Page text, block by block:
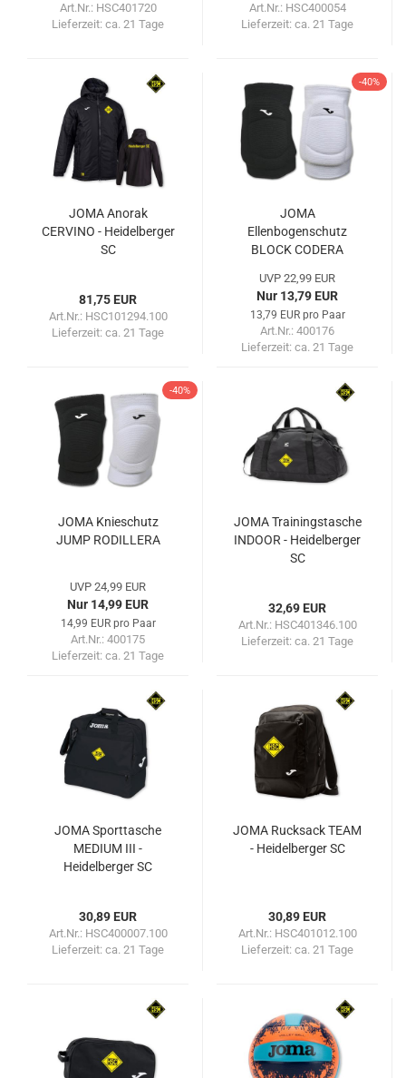
Art.Nr.: HSC401720
Lieferzeit: ca. 21 Tage
Art.Nr.: HSC400054
Lieferzeit: ca. 21 Tage
JOMA Anorak
CERVINO - Heidelberger
SC
81,75 EUR
Art.Nr.: HSC101294.100
Lieferzeit: ca. 21 Tage
-40%
JOMA
Ellenbogenschutz
BLOCK CODERA
UVP 22,99 EUR
Nur 13,79 EUR
13,79 EUR pro Paar
Art.Nr.: 400176
Lieferzeit: ca. 21 Tage
-40%
JOMA Knieschutz
JUMP RODILLERA
UVP 24,99 EUR
Nur 14,99 EUR
14,99 EUR pro Paar
Art.Nr.: 400175
Lieferzeit: ca. 21 Tage
JOMA Trainingstasche
INDOOR - Heidelberger
SC
32,69 EUR
Art.Nr.: HSC401346.100
Lieferzeit: ca. 21 Tage
JOMA Sporttasche
MEDIUM III -
Heidelberger SC
30,89 EUR
Art.Nr.: HSC400007.100
Lieferzeit: ca. 21 Tage
JOMA Rucksack TEAM
- Heidelberger SC
30,89 EUR
Art.Nr.: HSC401012.100
Lieferzeit: ca. 21 Tage